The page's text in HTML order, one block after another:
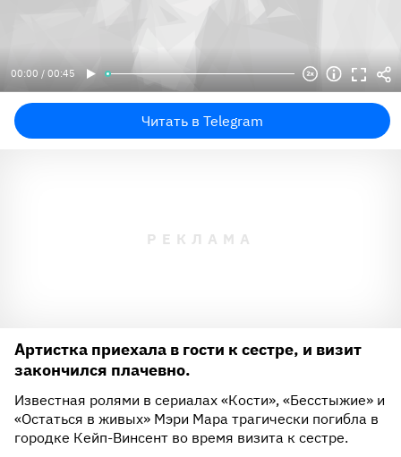
00:00 / 00:45
Читать в Telegram
Артистка приехала в гости к сестре, и визит
закончился плачевно.
Известная ролями в сериалах «Кости», «Бесстыжие» и
«Остаться в живых» Мэри Мара трагически погибла в
городке Кейп-Винсент во время визита к сестре.